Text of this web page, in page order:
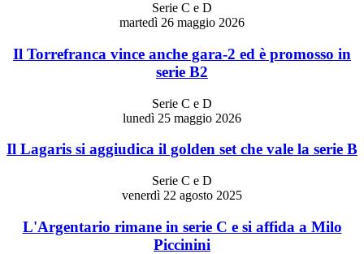
Serie C e D
martedì 26 maggio 2026
Il Torrefranca vince anche gara-2 ed è promosso in
serie B2
Serie C e D
lunedì 25 maggio 2026
Il Lagaris si aggiudica il golden set che vale la serie B
Serie C e D
venerdì 22 agosto 2025
L'Argentario rimane in serie C e si affida a Milo
Piccinini